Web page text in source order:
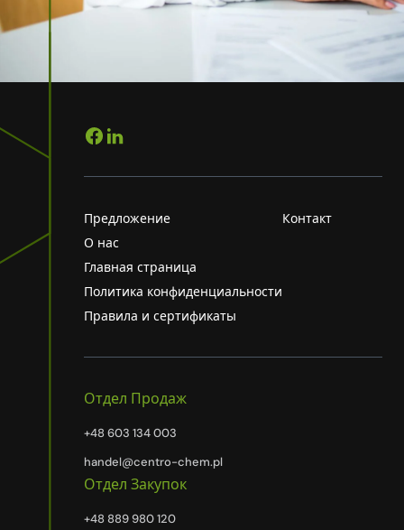
Предложение
О нас
Главная страница
Политика конфиденциальности
Правила и сертификаты
Контакт
Отдел Продаж
+48 603 134 003
handel@centro-chem.pl
Отдел Закупок
+48 889 980 120